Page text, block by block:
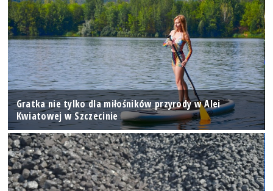
Gratka nie tylko dla miłośników przyrody w Alei
Kwiatowej w Szczecinie